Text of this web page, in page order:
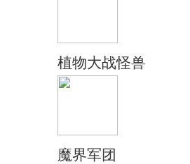
植物大战怪兽
魔界军团